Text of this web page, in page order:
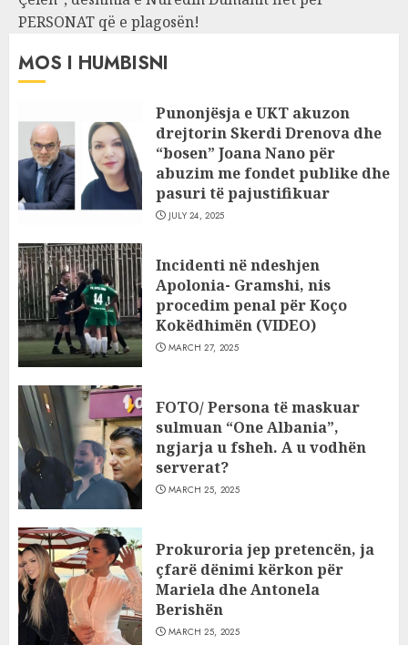
PERSONAT që e plagosën!
MOS I HUMBISNI
Punonjësja e UKT akuzon
drejtorin Skerdi Drenova dhe
“bosen” Joana Nano për
abuzim me fondet publike dhe
pasuri të pajustifikuar
JULY 24, 2025
Incidenti në ndeshjen
Apolonia- Gramshi, nis
procedim penal për Koço
Kokëdhimën (VIDEO)
MARCH 27, 2025
FOTO/ Persona të maskuar
sulmuan “One Albania”,
ngjarja u fsheh. A u vodhën
serverat?
MARCH 25, 2025
Prokuroria jep pretencën, ja
çfarë dënimi kërkon për
Mariela dhe Antonela
Berishën
MARCH 25, 2025